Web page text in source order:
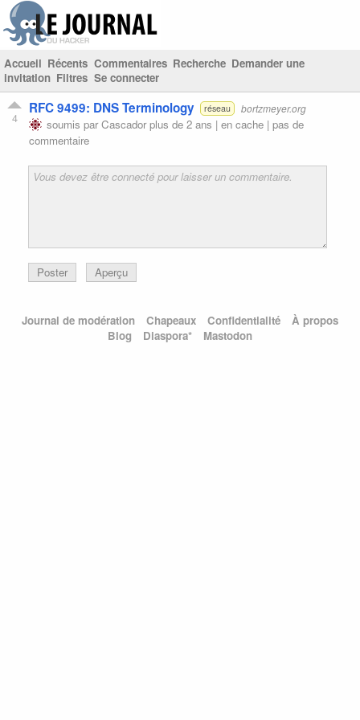
Accueil Récents Commentaires Recherche Demander une
invitation Filtres Se connecter
4
RFC 9499: DNS Terminology réseau bortzmeyer.org
soumis parCascadorplus de 2 ans | en cache | pas de
commentaire
Poster Aperçu
Journal de modération Chapeaux Confidentialité
À propos
Blog
Diaspora* Mastodon